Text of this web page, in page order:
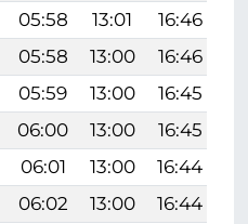
05:58 13:01 16:46
05:58 13:00 16:46
05:59 13:00 16:45
06:00 13:00 16:45
06:01 13:00 16:44
06:02 13:00 16:44